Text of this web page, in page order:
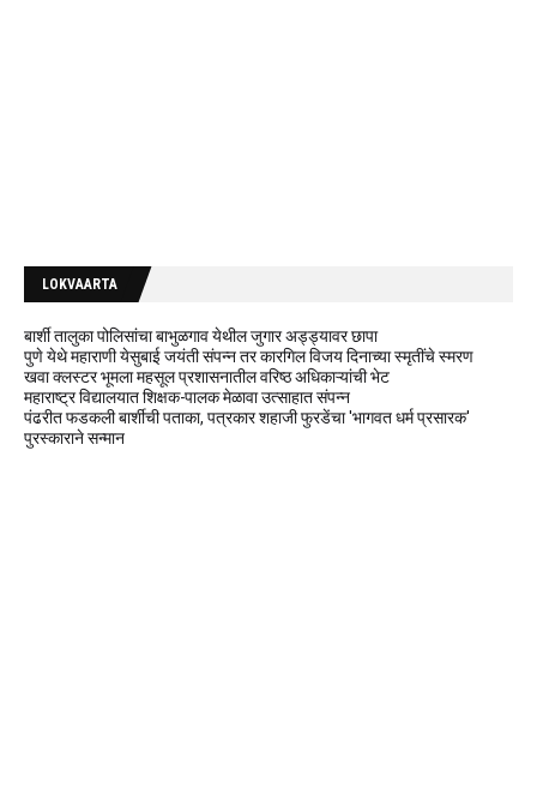
LOKVAARTA
बार्शी तालुका पोलिसांचा बाभुळगाव येथील जुगार अड्ड्यावर छापा
पुणे येथे महाराणी येसुबाई जयंती संपन्न तर कारगिल विजय दिनाच्या स्मृतींचे स्मरण
खवा क्लस्टर भूमला महसूल प्रशासनातील वरिष्ठ अधिकाऱ्यांची भेट
महाराष्ट्र विद्यालयात शिक्षक-पालक मेळावा उत्साहात संपन्न
पंढरीत फडकली बार्शीची पताका, पत्रकार शहाजी फुरडेंचा 'भागवत धर्म प्रसारक'
पुरस्काराने सन्मान